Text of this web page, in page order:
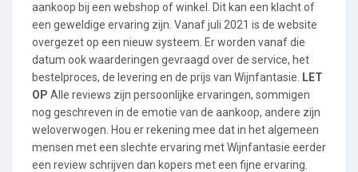
aankoop bij een webshop of winkel. Dit kan een klacht of
een geweldige ervaring zijn. Vanaf juli 2021 is de website
overgezet op een nieuw systeem. Er worden vanaf die
datum ook waarderingen gevraagd over de service, het
bestelproces, de levering en de prijs van Wijnfantasie.
LET
OP Alle reviews zijn persoonlijke ervaringen, sommigen
nog geschreven in de emotie van de aankoop, andere zijn
weloverwogen. Hou er rekening mee dat in het algemeen
mensen met een slechte ervaring met Wijnfantasie eerder
een review schrijven dan kopers met een fijne ervaring.